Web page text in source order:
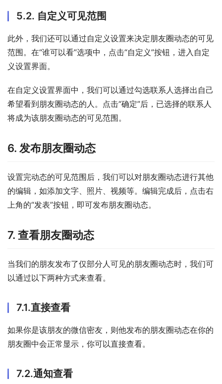
5.2. 自定义可见范围
此外，我们还可以通过自定义设置来决定朋友圈动态的可见
范围。在“谁可以看”选项中，点击“自定义”按钮，进入自定
义设置界面。
在自定义设置界面中，我们可以通过勾选联系人选择出自己
希望看到朋友圈动态的人。点击“确定”后，已选择的联系人
将成为该朋友圈动态的可见范围。
6. 发布朋友圈动态
设置完动态的可见范围后，我们可以对朋友圈动态进行其他
的编辑，如添加文字、照片、视频等。编辑完成后，点击右
上角的“发表”按钮，即可发布朋友圈动态。
7. 查看朋友圈动态
当我们的朋友发布了仅部分人可见的朋友圈动态时，我们可
以通过以下两种方式来查看。
7.1.直接查看
如果你是该朋友的微信密友，则他发布的朋友圈动态在你的
朋友圈中会正常显示，你可以直接查看。
7.2.通知查看